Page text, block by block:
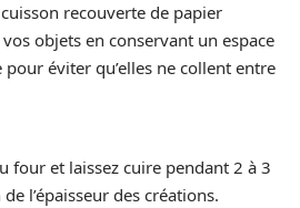
recouverte de papier
objets en conservant un espace
éviter qu’elles ne collent entre
four et laissez cuire pendant 2 à 3
l’épaisseur des créations.